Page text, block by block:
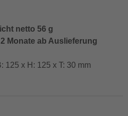
netto 56 g
Monate ab Auslieferung
125 x H: 125 x T: 30 mm